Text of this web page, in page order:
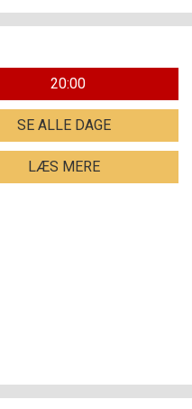
20:00
SE ALLE DAGE
LÆS MERE